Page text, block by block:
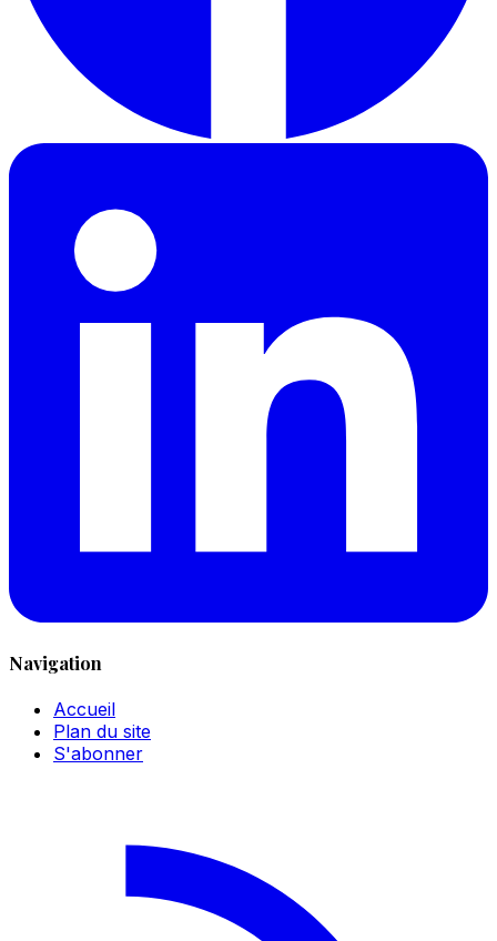
Navigation
Accueil
Plan du site
S'abonner